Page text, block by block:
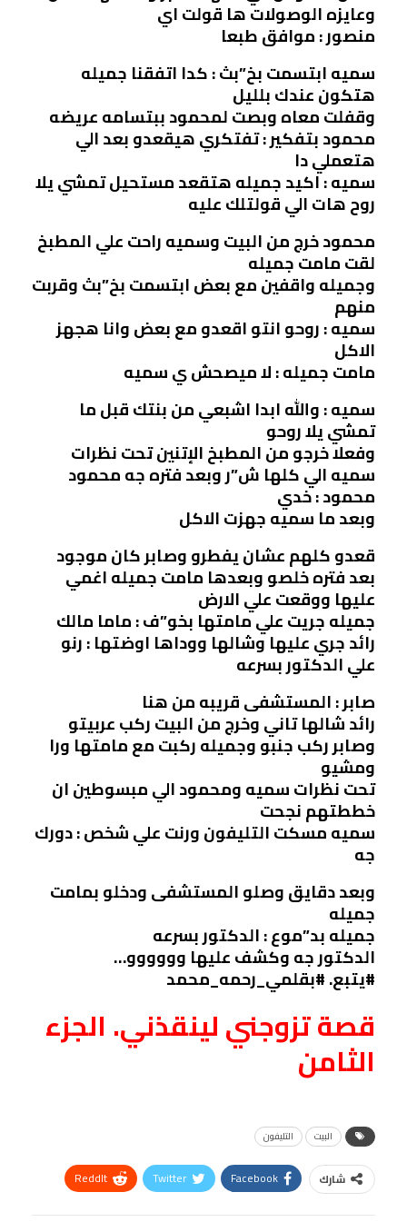
وعايزه الوصولات ها قولت اي
منصور : موافق طبعا
سميه ابتسمت بخ”بث : كدا اتفقنا جميله
هتكون عندك بلليل
وقفلت معاه وبصت لمحمود ببتسامه عريضه
محمود بتفكير : تفتكري هيقعدو بعد الي
هتعملي دا
سميه : اكيد جميله هتقعد مستحيل تمشي يلا
روح هات الي قولتلك عليه
محمود خرج من البيت وسميه راحت علي المطبخ
لقت مامت جميله
وجميله واقفين مع بعض ابتسمت بخ”بث وقربت
منهم
سميه : روحو انتو اقعدو مع بعض وانا هجهز
الاكل
مامت جميله : لا ميصحش ي سميه
سميه : والله ابدا اشبعي من بنتك قبل ما
تمشي يلا روحو
وفعلا خرجو من المطبخ الإتنين تحت نظرات
سميه الي كلها ش”ر وبعد فتره جه محمود
محمود : خدي
وبعد ما سميه جهزت الاكل
قعدو كلهم عشان يفطرو وصابر كان موجود
بعد فتره خلصو وبعدها مامت جميله اغمي
عليها ووقعت علي الارض
جميله جريت علي مامتها بخو”ف : ماما مالك
رائد جري عليها وشالها ووداها اوضتها : رنو
علي الدكتور بسرعه
صابر : المستشفى قريبه من هنا
رائد شالها تاني وخرج من البيت ركب عربيتو
وصابر ركب جنبو وجميله ركبت مع مامتها ورا
ومشيو
تحت نظرات سميه ومحمود الي مبسوطين ان
خططتهم نجحت
سميه مسكت التليفون ورنت علي شخص : دورك
جه
وبعد دقايق وصلو المستشفى ودخلو بمامت
جميله
جميله بد”موع : الدكتور بسرعه
الدكتور جه وكشف عليها وووووو…
#يتبع. #بقلمي_رحمه_محمد
قصة تزوجني لينقذني. الجزء
الثامن
البيت التليفون
شارك Facebook
Twitter
ReddIt